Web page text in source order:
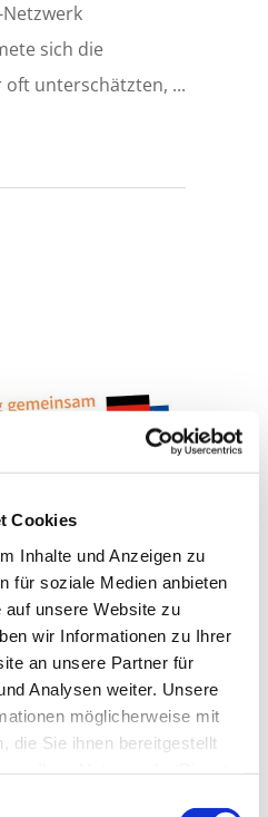
Cookies
Inhalte und Anzeigen zu
für soziale Medien anbieten
unsere Website zu
wir Informationen zu Ihrer
an unsere Partner für
Analysen weiter. Unsere
möglicherweise mit
die Sie ihnen bereitgestellt
sich die
oft unterschätzten,
Week